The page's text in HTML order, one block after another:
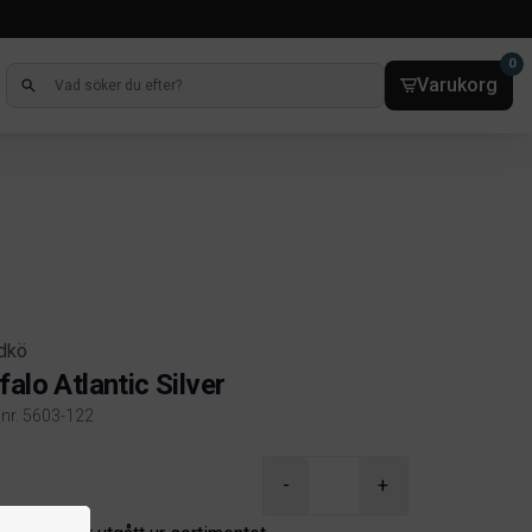
Varukorg
0
Atlantic Silver
5603-122
- +